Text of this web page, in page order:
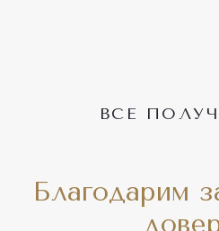
ВСЕ
Благодарим